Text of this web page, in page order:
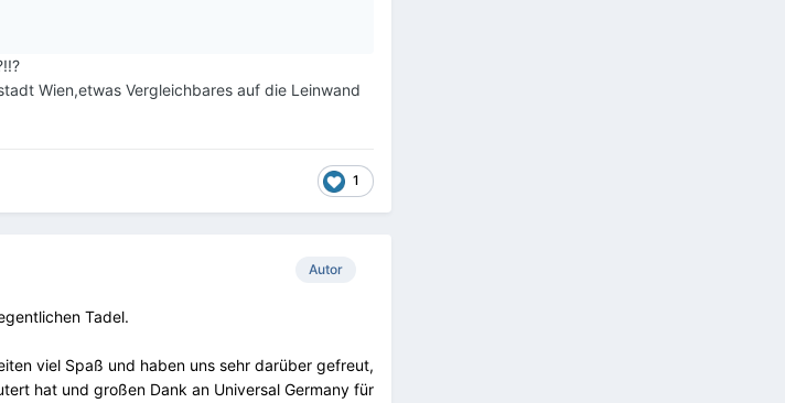
Wien,etwas Vergleichbares auf die Leinwand
1
Autor
Tadel.
viel Spaß und haben uns sehr darüber gefreut,
hat und großen Dank an Universal Germany für